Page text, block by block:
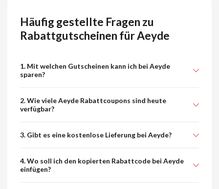
Häufig gestellte Fragen zu
Rabattgutscheinen für Aeyde
1. Mit welchen Gutscheinen kann ich bei Aeyde
sparen?
2. Wie viele Aeyde Rabattcoupons sind heute
verfügbar?
3. Gibt es eine kostenlose Lieferung bei Aeyde?
4. Wo soll ich den kopierten Rabattcode bei Aeyde
einfügen?